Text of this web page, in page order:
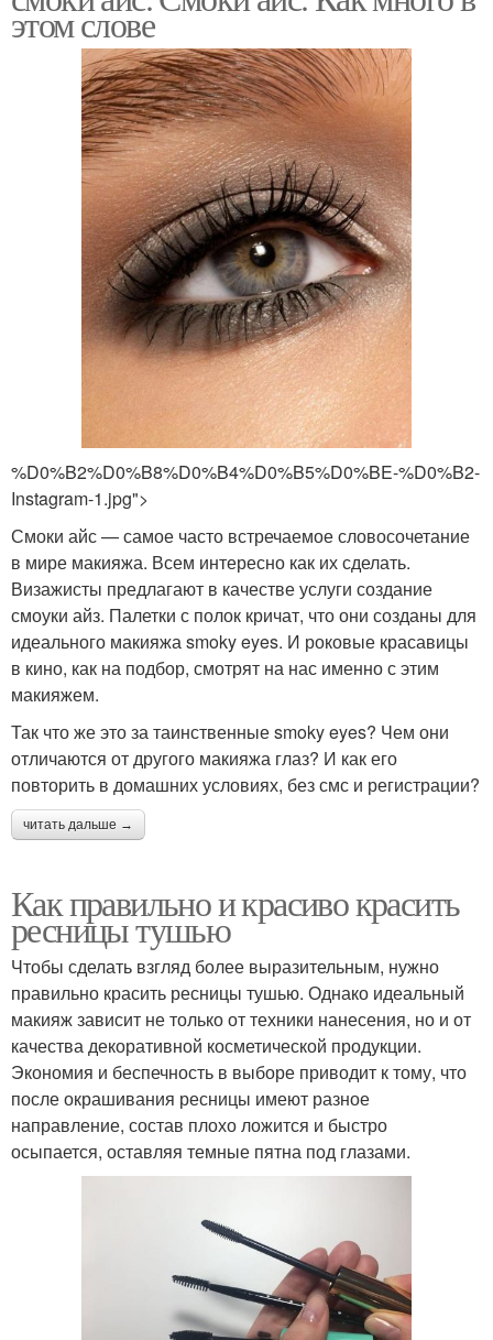
этом слове
%D0%B2%D0%B8%D0%B4%D0%B5%D0%BE-%D0%B2-
Instagram-1.jpg">
Смоки айс — самое часто встречаемое словосочетание
в мире макияжа. Всем интересно как их сделать.
Визажисты предлагают в качестве услуги создание
смоуки айз. Палетки с полок кричат, что они созданы для
идеального макияжа smoky eyes. И роковые красавицы
в кино, как на подбор, смотрят на нас именно с этим
макияжем.
Так что же это за таинственные smoky eyes? Чем они
отличаются от другого макияжа глаз? И как его
повторить в домашних условиях, без смс и регистрации?
читать дальше →
Как правильно и красиво красить
ресницы тушью
Чтобы сделать взгляд более выразительным, нужно
правильно красить ресницы тушью. Однако идеальный
макияж зависит не только от техники нанесения, но и от
качества декоративной косметической продукции.
Экономия и беспечность в выборе приводит к тому, что
после окрашивания ресницы имеют разное
направление, состав плохо ложится и быстро
осыпается, оставляя темные пятна под глазами.